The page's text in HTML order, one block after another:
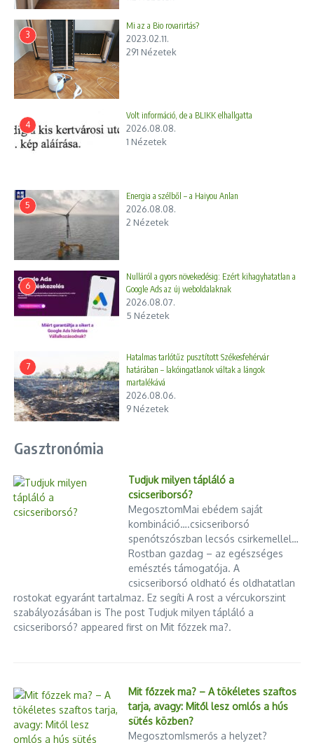
3
Mi az a Bio rovarirtás?
2023.02.11.
291 Nézetek
4
Volt információ, de a BLIKK elhallgatta
2026.08.08.
1 Nézetek
5
Energia a szélből – a Haiyou Anlan
2026.08.08.
2 Nézetek
6
Nulláról a gyors növekedésig: Ezért kihagyhatatlan a
Google Ads az új weboldalaknak
2026.08.07.
5 Nézetek
7
Hatalmas tarlótűz pusztított Székesfehérvár
határában – lakóingatlanok váltak a lángok
martalékává
2026.08.06.
9 Nézetek
Gasztronómia
Tudjuk milyen tápláló a
csicseriborsó?
MegosztomMai ebédem saját
kombináció….csicseriborsó
spenótszószban lecsós csirkemellel…
Rostban gazdag – az egészséges
emésztés támogatója. A
csicseriborsó oldható és oldhatatlan
rostokat egyaránt tartalmaz. Ez segíti A rost a vércukorszint
szabályozásában is The post Tudjuk milyen tápláló a
csicseriborsó? appeared first on Mit főzzek ma?.
Mit főzzek ma? – A tökéletes szaftos
tarja, avagy: Mitől lesz omlós a hús
sütés közben?
MegosztomIsmerős a helyzet?